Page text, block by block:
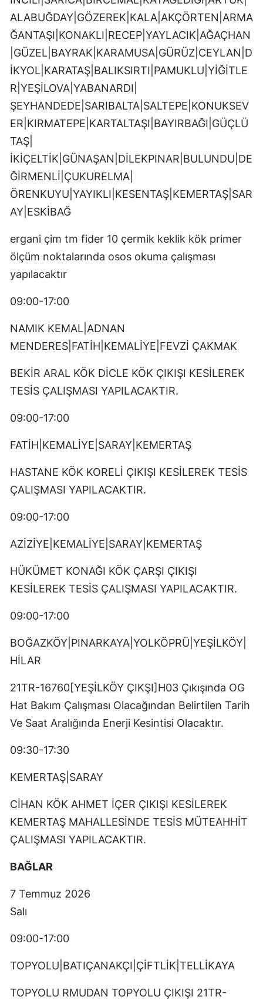
ALABUĞDAY|GÖZEREK|KALA|AKÇÖRTEN|ARMA
ĞANTAŞI|KONAKLI|RECEP|YAYLACIK|AĞAÇHAN
|GÜZEL|BAYRAK|KARAMUSA|GÜRÜZ|CEYLAN|D
İKYOL|KARATAŞ|BALIKSIRTI|PAMUKLU|YİĞİTLE
R|YEŞİLOVA|YABANARDI|
ŞEYHANDEDE|SARIBALTA|SALTEPE|KONUKSEV
ER|KIRMATEPE|KARTALTAŞI|BAYIRBAĞI|GÜÇLÜ
TAŞ|
İKİÇELTİK|GÜNAŞAN|DİLEKPINAR|BULUNDU|DE
ĞİRMENLİ|ÇUKURELMA|
ÖRENKUYU|YAYIKLI|KESENTAŞ|KEMERTAŞ|SAR
AY|ESKİBAĞ
ergani çim tm fider 10 çermik keklik kök primer
ölçüm noktalarında osos okuma çalışması
yapılacaktır
09:00-17:00
NAMIK KEMAL|ADNAN
MENDERES|FATİH|KEMALİYE|FEVZİ ÇAKMAK
BEKİR ARAL KÖK DİCLE KÖK ÇIKIŞI KESİLEREK
TESİS ÇALIŞMASI YAPILACAKTIR.
09:00-17:00
FATİH|KEMALİYE|SARAY|KEMERTAŞ
HASTANE KÖK KORELİ ÇIKIŞI KESİLEREK TESİS
ÇALIŞMASI YAPILACAKTIR.
09:00-17:00
AZİZİYE|KEMALİYE|SARAY|KEMERTAŞ
HÜKÜMET KONAĞI KÖK ÇARŞI ÇIKIŞI
KESİLEREK TESİS ÇALIŞMASI YAPILACAKTIR.
09:00-17:00
BOĞAZKÖY|PINARKAYA|YOLKÖPRÜ|YEŞİLKÖY|
HİLAR
21TR-16760[YEŞİLKÖY ÇIKŞI]H03 Çıkışında OG
Hat Bakım Çalışması Olacağından Belirtilen Tarih
Ve Saat Aralığında Enerji Kesintisi Olacaktır.
09:30-17:30
KEMERTAŞ|SARAY
CİHAN KÖK AHMET İÇER ÇIKIŞI KESİLEREK
KEMERTAŞ MAHALLESİNDE TESİS MÜTEAHHİT
ÇALIŞMASI YAPILACAKTIR.
BAĞLAR
7 Temmuz 2026
Salı
09:00-17:00
TOPYOLU|BATIÇANAKÇI|ÇİFTLİK|TELLİKAYA
TOPYOLU RMUDAN TOPYOLU ÇIKIŞI 21TR-